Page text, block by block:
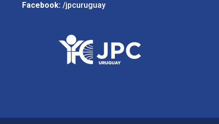
Facebook: /jpcuruguay